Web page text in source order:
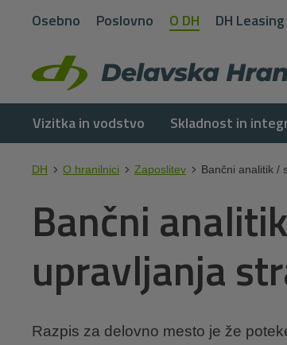
Osebno Poslovno O DH DH Leasing
Vizitka in vodstvo Skladnost in
DH O hranilnici Zaposlitev Bančni analitik /
Bančni
upravljanja
Razpis za delovno mesto je že